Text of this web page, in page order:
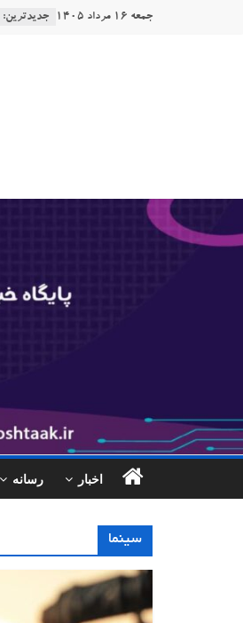
جمعه ۱۶ مرداد ۱۴۰۵ جدیدترین:
خبری
مصنوعی
اخبار رسانه
سینما